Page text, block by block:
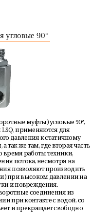
90°,
для
часть
на
из
водой, со
свободно
Резьбовое
Внутренняя и
дюймовая
резьба BSP.